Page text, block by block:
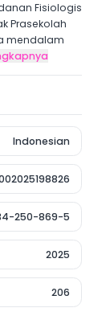
Fisiologis
Prasekolah
mendalam
Indonesian
250-869-5
2025
206